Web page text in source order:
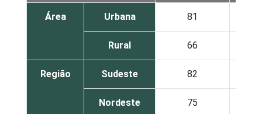
Área Urbana 81
Rural 66
Região Sudeste 82
Nordeste 75